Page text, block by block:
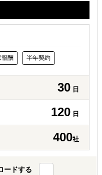
報酬 半年契約
30 日
120 日
400社
ードする